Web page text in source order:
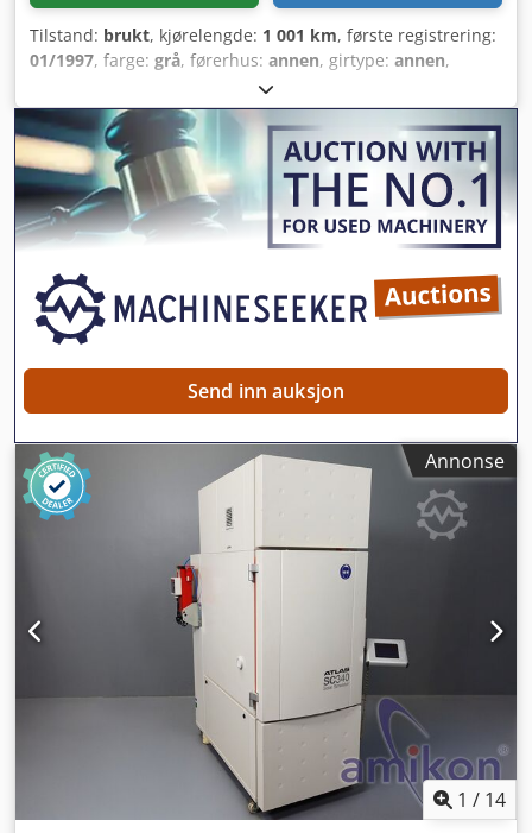
Tilstand: brukt, kjørelengde: 1 001 km, første registrering:
01/1997, farge: grå, førerhus: annen, girtype: annen,
Send inn auksjon
Annonse
1 / 14